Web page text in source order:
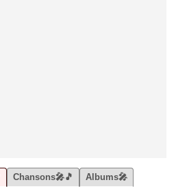
Chansons🎤🎵 Albums🎤